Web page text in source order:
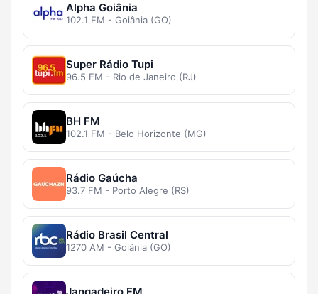
Alpha Goiânia
102.1 FM - Goiânia (GO)
Super Rádio Tupi
96.5 FM - Rio de Janeiro (RJ)
BH FM
102.1 FM - Belo Horizonte (MG)
Rádio Gaúcha
93.7 FM - Porto Alegre (RS)
Rádio Brasil Central
1270 AM - Goiânia (GO)